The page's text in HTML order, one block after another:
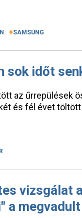
SAMSUNG
sok időt
az űrrepülések
és fél évet töltött
vizsgálat
a